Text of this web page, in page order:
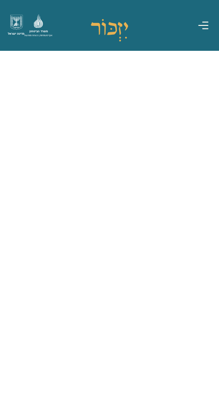
מדינת ישראל
משרד הביטחון
אגף משפחות, הנצחה ומורשת